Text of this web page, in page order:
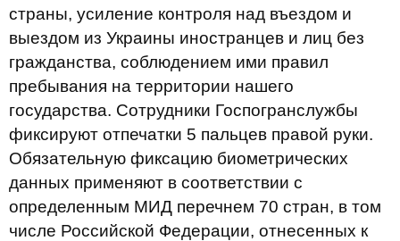
страны, усиление контроля над въездом и
выездом из Украины иностранцев и лиц без
гражданства, соблюдением ими правил
пребывания на территории нашего
государства. Сотрудники Госпогранслужбы
фиксируют отпечатки 5 пальцев правой руки.
Обязательную фиксацию биометрических
данных применяют в соответствии с
определенным МИД перечнем 70 стран, в том
числе Российской Федерации, отнесенных к